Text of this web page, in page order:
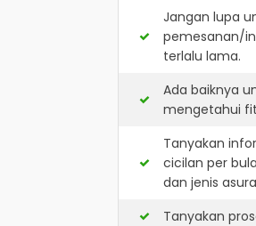
Jangan lupa
pemesanan/
terlalu lama.
Ada baiknya
mengetahui
Tanyakan
cicilan per
dan jenis
Tanyakan